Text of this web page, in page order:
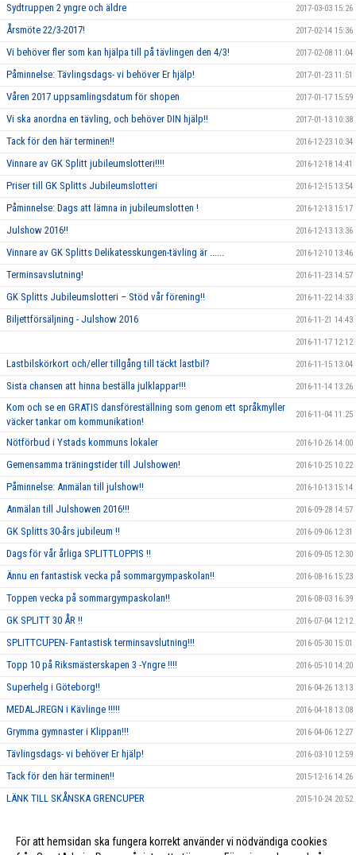
Sydtruppen 2 yngre och äldre 2017-03-03 15:26
Årsmöte 22/3-2017! 2017-02-14 15:36
Vi behöver fler som kan hjälpa till på tävlingen den 4/3! 2017-02-08 11:04
Påminnelse: Tävlingsdags- vi behöver Er hjälp! 2017-01-23 11:51
Våren 2017 uppsamlingsdatum för shopen 2017-01-17 15:59
Vi ska anordna en tävling, och behöver DIN hjälp!! 2017-01-13 10:38
Tack för den här terminen!! 2016-12-23 10:34
Vinnare av GK Splitt jubileumslotteri!!!! 2016-12-18 14:41
Priser till GK Splitts Jubileumslotteri 2016-12-15 13:54
Påminnelse: Dags att lämna in jubileumslotten ! 2016-12-13 15:17
Julshow 2016!! 2016-12-13 13:36
Vinnare av GK Splitts Delikatesskungen-tävling är ...... 2016-12-10 13:46
Terminsavslutning! 2016-11-23 14:57
GK Splitts Jubileumslotteri – Stöd vår förening!! 2016-11-22 14:33
Biljettförsäljning - Julshow 2016 2016-11-21 14:43
2016-11-17 12:12
Lastbilskörkort och/eller tillgång till täckt lastbil? 2016-11-15 13:04
Sista chansen att hinna beställa julklappar!!! 2016-11-14 13:26
Kom och se en GRATIS dansföreställning som genom ett språkmyller
väcker tankar om kommunikation!
2016-11-04 11:25
Nötförbud i Ystads kommuns lokaler 2016-10-26 14:00
Gemensamma träningstider till Julshowen! 2016-10-25 10:22
Påminnelse: Anmälan till julshow!! 2016-10-13 15:14
Anmälan till Julshowen 2016!!! 2016-09-28 14:57
GK Splitts 30-års jubileum !! 2016-09-06 12:31
Dags för vår årliga SPLITTLOPPIS !! 2016-09-05 12:30
Ännu en fantastisk vecka på sommargympaskolan!! 2016-08-16 15:23
Toppen vecka på sommargympaskolan!! 2016-08-03 16:39
GK SPLITT 30 ÅR !! 2016-07-04 12:12
SPLITTCUPEN- Fantastisk terminsavslutning!!! 2016-05-30 15:01
Topp 10 på Riksmästerskapen 3 -Yngre !!!! 2016-05-10 14:20
Superhelg i Göteborg!! 2016-04-26 13:13
MEDALJREGN i Kävlinge !!!!! 2016-04-18 13:08
Grymma gymnaster i Klippan!!! 2016-04-06 12:27
Tävlingsdags- vi behöver Er hjälp! 2016-03-10 12:59
Tack för den här terminen!! 2015-12-16 14:26
LÄNK TILL SKÅNSKA GRENCUPER 2015-10-24 20:52
Vi ska annordna en tävling, och behöver DIN hjälp!! 2015-09-10 13:26
För att hemsidan ska fungera korrekt använder vi nödvändiga cookies